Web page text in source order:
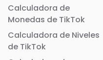
Calculadora de
Monedas de TikTok
Calculadora de Niveles
de TikTok